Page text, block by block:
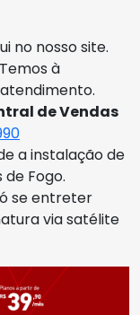
no nosso site.
à
de Vendas
a instalação de
de Fogo.
se entreter
via satélite